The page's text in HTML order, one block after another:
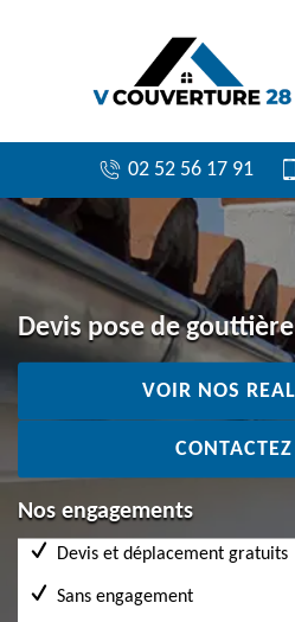
02 52 56 17 91
Devis pose de
VOIR NOS
Nos engagements
Devis et déplacement gratuits
Sans engagement